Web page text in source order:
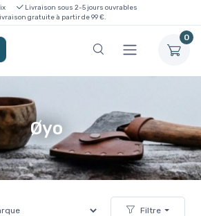
Livraison sous 2-5 jours ouvrables
gratuite à partir de 99 €.
0
Øyo
Filtre